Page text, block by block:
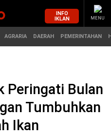
INFO
IKLAN
MENU
AGRARIA DAERAH PEMERINTAHAN
Peringati Bulan
Tumbuhkan
Ikan